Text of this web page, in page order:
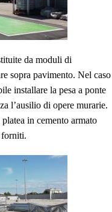
da moduli di
sopra pavimento. Nel caso
installare la pesa a ponte
l’ausilio di opere murarie.
in cemento armato
forniti.